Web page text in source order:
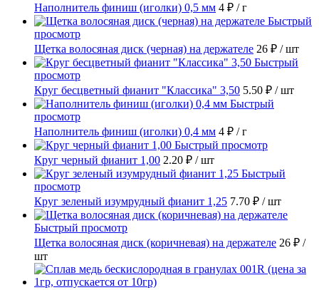
Наполнитель финиш (иголки) 0,5 мм 4 ₽ / г
Быстрый
просмотр
Щетка волосяная диск (черная) на держателе 26 ₽ / шт
Быстрый
просмотр
Круг бесцветный фианит "Классика" 3,50 5.50 ₽ / шт
Быстрый
просмотр
Наполнитель финиш (иголки) 0,4 мм 4 ₽ / г
Быстрый просмотр
Круг черный фианит 1,00 2.20 ₽ / шт
Быстрый
просмотр
Круг зеленый изумрудный фианит 1,25 7.70 ₽ / шт
Быстрый просмотр
Щетка волосяная диск (коричневая) на держателе 26 ₽ /
шт